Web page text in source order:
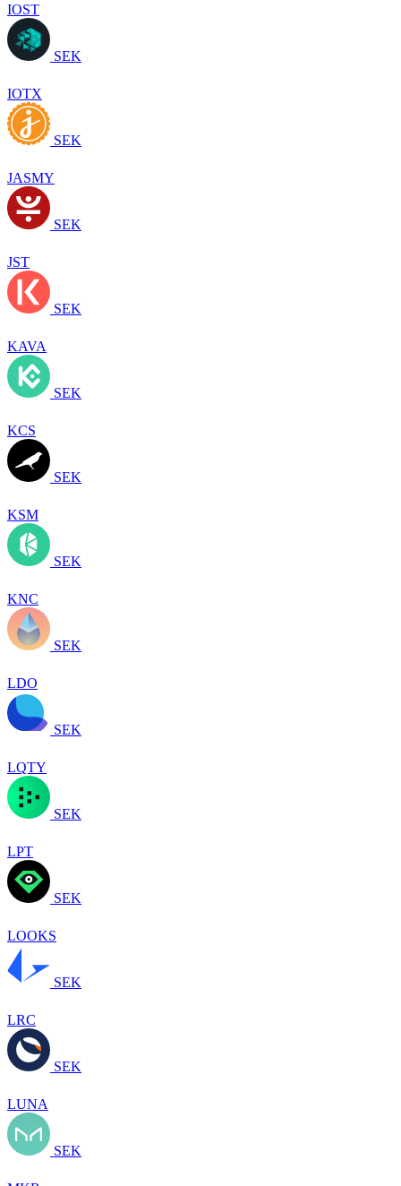
IOST
SEK
IOTX
SEK
JASMY
SEK
JST
SEK
KAVA
SEK
KCS
SEK
KSM
SEK
KNC
SEK
LDO
SEK
LQTY
SEK
LPT
SEK
LOOKS
SEK
LRC
SEK
LUNA
SEK